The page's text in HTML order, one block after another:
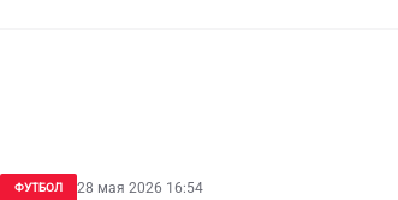
ФУТБОЛ 28 мая 2026 16:54